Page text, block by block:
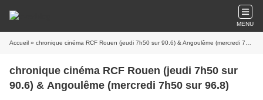
MENU
Accueil » chronique cinéma RCF Rouen (jeudi 7h50 sur 90.6) & Angoulême (mercredi 7h50 sur 96.8)
chronique cinéma RCF Rouen (jeudi 7h50 sur
90.6) & Angoulême (mercredi 7h50 sur 96.8)